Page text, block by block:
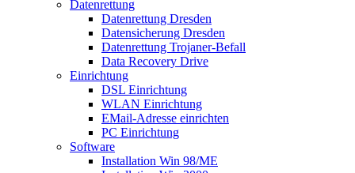
Datenrettung
Datenrettung Dresden
Datensicherung Dresden
Datenrettung Trojaner-Befall
Data Recovery Drive
Einrichtung
DSL Einrichtung
WLAN Einrichtung
EMail-Adresse einrichten
PC Einrichtung
Software
Installation Win 98/ME